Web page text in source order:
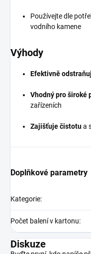
Používejte dle
vodního kamene
Výhody
Efektivně
Vhodný pro široké
zařízeních
Zajišťuje čistotua
Doplňkové parametry
Kategorie:
Počet balení v kartonu:
Diskuze